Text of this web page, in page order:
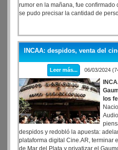
rumor en la mañana, fue
se pudo precisar la cantidad de
INCAA: despidos, venta del
Leer más... 06/03/2024
los
despidos y redobló la apuesta:
plataforma digital Cine.AR, terminar
de Mar del Plata y privatizar el